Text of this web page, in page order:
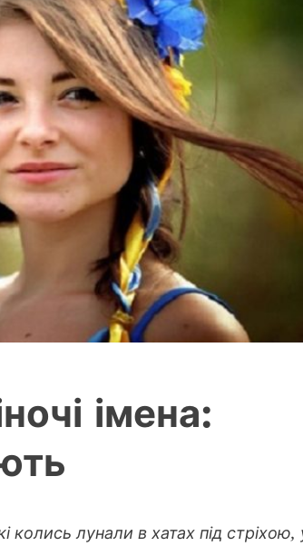
імена:
колись лунали в хатах під стріхою,